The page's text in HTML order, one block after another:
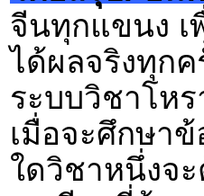
จีนทุกแขนง เ
ได้ผลจริงทุกค
ระบบวิชาโห
เมื่อจะศึกษา
ใดวิชาหนึ่งจ